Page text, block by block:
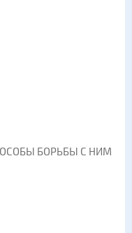
БОРЬБЫ С НИМ